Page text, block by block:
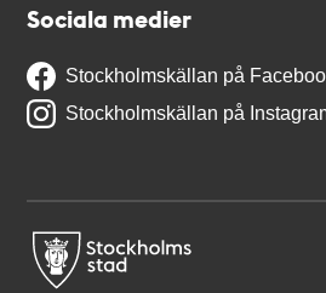
Sociala medier
Stockholmskällan på
Stockholmskällan på